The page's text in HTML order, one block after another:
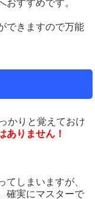
おすすめです。
できますので万能
かりと覚えておけ
ありません！
てしまいますが、
確実にマスターで